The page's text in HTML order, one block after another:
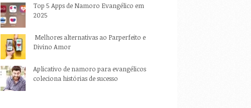
Top 5 Apps de Namoro Evangélico em
2025
Melhores alternativas ao Parperfeito e
Divino Amor
Aplicativo de namoro para evangélicos
coleciona histórias de sucesso